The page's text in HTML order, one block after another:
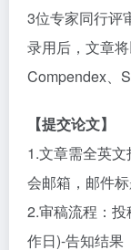
3位专家同行评
录用后，文章
Compendex、
【提交论文】
1.文章需全英
会邮箱，邮件
2.审稿流程：
作日)-告知结果